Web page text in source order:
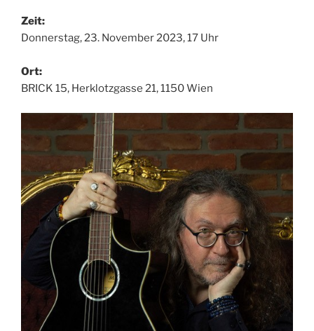
Zeit:
Donnerstag, 23. November 2023, 17 Uhr
Ort:
BRICK 15, Herklotzgasse 21, 1150 Wien